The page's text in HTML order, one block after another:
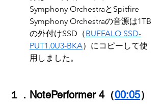
Symphony OrchestraとSpitfire
Symphony Orchestraの音源は1TB
の外付けSSD（BUFFALO SSD-
PUT1.0U3-BKA）にコピーして使
用しました。
１．NotePerformer 4（00:05）